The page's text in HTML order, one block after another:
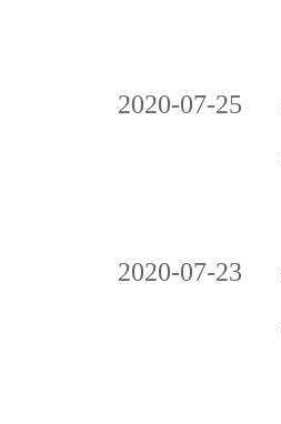
2020-07-25
2020-07-23